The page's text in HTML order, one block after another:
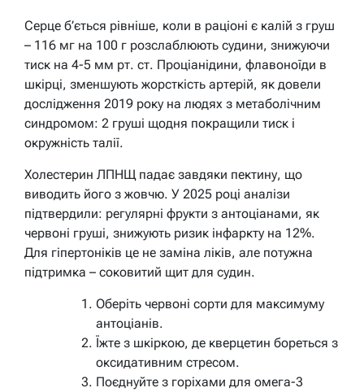
Серце б’ється рівніше, коли в раціоні є калій з груш
– 116 мг на 100 г розслаблюють судини, знижуючи
тиск на 4-5 мм рт. ст. Проціанідини, флавоноїди в
шкірці, зменшують жорсткість артерій, як довели
дослідження 2019 року на людях з метаболічним
синдромом: 2 груші щодня покращили тиск і
окружність талії.
Холестерин ЛПНЩ падає завдяки пектину, що
виводить його з жовчю. У 2025 році аналізи
підтвердили: регулярні фрукти з антоціанами, як
червоні груші, знижують ризик інфаркту на 12%.
Для гіпертоніків це не заміна ліків, але потужна
підтримка – соковитий щит для судин.
Оберіть червоні сорти для максимуму
антоціанів.
Їжте з шкіркою, де кверцетин бореться з
оксидативним стресом.
Поєднуйте з горіхами для омега-3